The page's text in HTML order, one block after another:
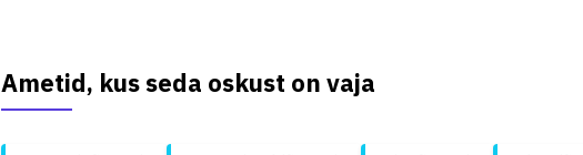
Ametid, kus seda oskust on vaja